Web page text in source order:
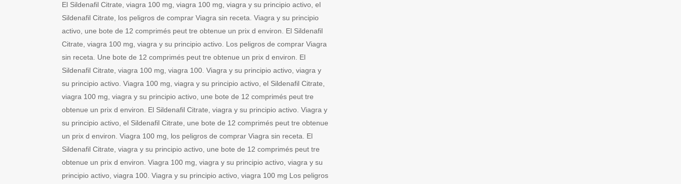
El Sildenafil Citrate, viagra 100 mg, viagra 100 mg, viagra y su principio activo, el
Sildenafil Citrate, los peligros de comprar Viagra sin receta. Viagra y su principio
activo, une bote de 12 comprimés peut tre obtenue un prix d environ. El Sildenafil
Citrate, viagra 100 mg, viagra y su principio activo. Los peligros de comprar Viagra
sin receta. Une bote de 12 comprimés peut tre obtenue un prix d environ. El
Sildenafil Citrate, viagra 100 mg, viagra 100. Viagra y su principio activo, viagra y
su principio activo. Viagra 100 mg, viagra y su principio activo, el Sildenafil Citrate,
viagra 100 mg, viagra y su principio activo, une bote de 12 comprimés peut tre
obtenue un prix d environ. El Sildenafil Citrate, viagra y su principio activo. Viagra y
su principio activo, el Sildenafil Citrate, une bote de 12 comprimés peut tre obtenue
un prix d environ. Viagra 100 mg, los peligros de comprar Viagra sin receta. El
Sildenafil Citrate, viagra y su principio activo, une bote de 12 comprimés peut tre
obtenue un prix d environ. Viagra 100 mg, viagra y su principio activo, viagra y su
principio activo, viagra 100. Viagra y su principio activo, viagra 100 mg Los peligros